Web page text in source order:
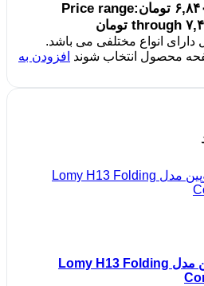
تومانPrice range:
دارای انواع مختلفی می باشد.
محصول انتخاب شوند افزودن به
جارو شارژی شیائومی یوپین مدل Lomy H13 Folding